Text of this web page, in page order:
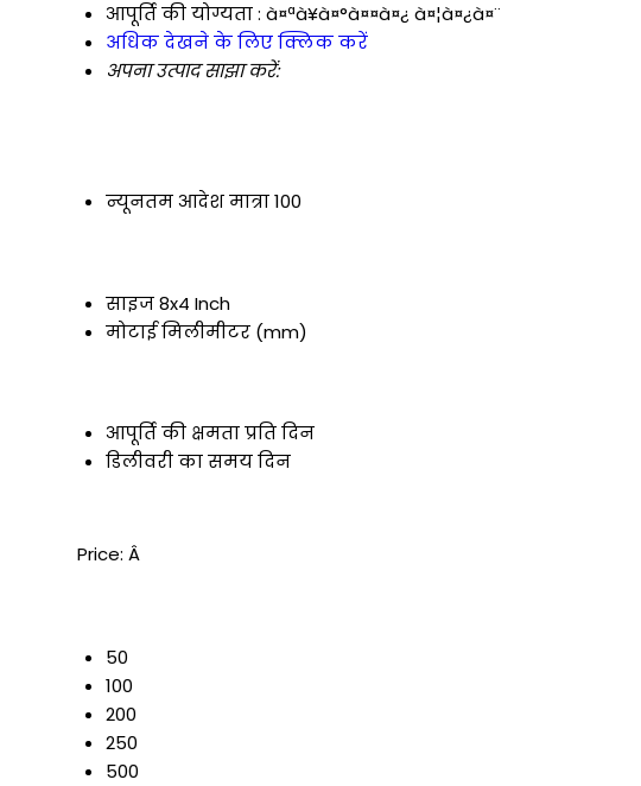
आपूर्ति की योग्यता : à¤ªà¥à¤°à¤¤à¤¿ à¤¦à¤¿à¤¨
अधिक देखने के लिए क्लिक करें
अपना उत्पाद साझा करें:
न्यूनतम आदेश मात्रा100
साइज8x4 Inch
मोटाईमिलीमीटर (mm)
आपूर्ति की क्षमताप्रति दिन
डिलीवरी का समयदिन
Price: Â
50
100
200
250
500